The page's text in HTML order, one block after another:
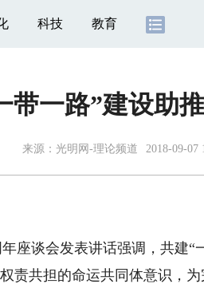
科技 教育
带一路”建设助
来源： 光明网-理论频道 2018-09-07
谈会发表讲话强调，共建“
责共担的命运共同体意识，